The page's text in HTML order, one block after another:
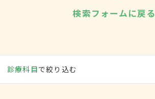
検索フォームに戻る
診療科目で絞り込む